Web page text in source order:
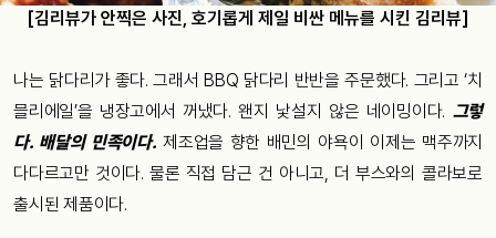
[김리뷰가 안찍은 사진, 호기롭게 제일 비싼 메뉴를 시킨 김리뷰]
나는 닭다리가 좋다. 그래서 BBQ 닭다리 반반을 주문했다. 그리고 ‘치
믈리에일’을 냉장고에서 꺼냈다. 왠지 낯설지 않은 네이밍이다. 그렇
다. 배달의 민족이다. 제조업을 향한 배민의 야욕이 이제는 맥주까지
다다르고만 것이다. 물론 직접 담근 건 아니고, 더 부스와의 콜라보로
출시된 제품이다.